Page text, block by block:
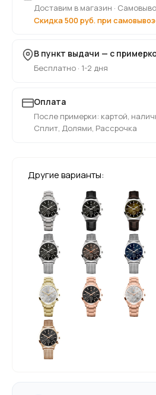
Доставим в магазин ·
Скидка 500 руб. при
В пункт выдачи — с
Бесплатно · 1-2 дня
Оплата
После примерки: картой,
Сплит, Долями, Рассрочка
Другие варианты: